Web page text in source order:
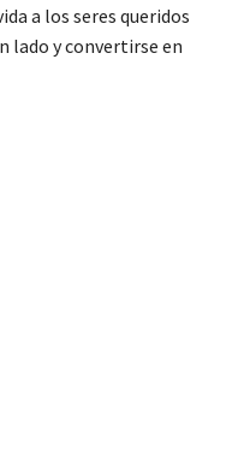
a los seres queridos
lado y convertirse en